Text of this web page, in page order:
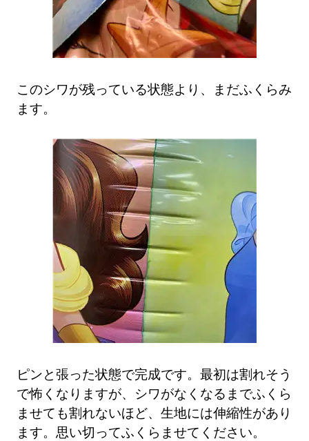
このシワが残っている状態より、まだふくらみ
ます。
ピンと張った状態で完成です。最初は割れそう
で怖くなりますが、シワがなくなるまでふくら
ませても割れないほど、生地には伸縮性があり
ます。思い切ってふくらませてください。